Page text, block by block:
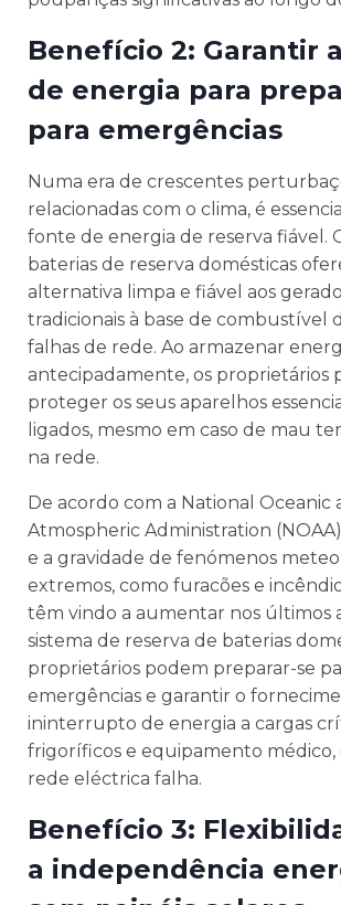
Benefício 2: Garantir
de energia para
para emergências
Numa era de crescentes
relacionadas com o clima, é
fonte de energia de reserva fiável.
baterias de reserva domésticas
alternativa limpa e fiável aos
tradicionais à base de combustível
falhas de rede. Ao armazenar
antecipadamente, os proprietários
proteger os seus aparelhos
ligados, mesmo em caso de mau
na rede.
De acordo com a National Oceanic
Atmospheric Administration
e a gravidade de fenómenos
extremos, como furacões e
têm vindo a aumentar nos últimos
sistema de reserva de baterias
proprietários podem preparar-se
emergências e garantir o
ininterrupto de energia a cargas
frigoríficos e equipamento médico,
rede eléctrica falha.
Benefício 3:
a independência